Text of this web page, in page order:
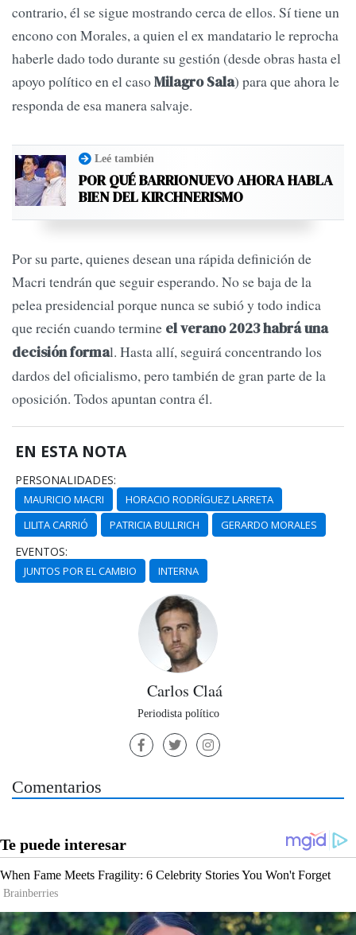
contrario, él se sigue mostrando cerca de ellos. Sí tiene un
encono con Morales, a quien el ex mandatario le reprocha
haberle dado todo durante su gestión (desde obras hasta el
apoyo político en el casoMilagro Sala) para que ahora le
responda de esa manera salvaje.
Leé también
POR QUÉ BARRIONUEVO AHORA HABLA
BIEN DEL KIRCHNERISMO
Por su parte, quienes desean una rápida definición de
Macri tendrán que seguir esperando. No se baja de la
pelea presidencial porque nunca se subió y todo indica
que recién cuando termine el verano 2023 habrá una
decisión formal. Hasta allí, seguirá concentrando los
dardos del oficialismo, pero también de gran parte de la
oposición. Todos apuntan contra él.
EN ESTA NOTA
PERSONALIDADES:
MAURICIO MACRI
HORACIO RODRÍGUEZ LARRETA
LILITA CARRIÓ
PATRICIA BULLRICH GERARDO MORALES
EVENTOS:
JUNTOS POR EL CAMBIO INTERNA
Carlos Claá
Periodista político
Comentarios